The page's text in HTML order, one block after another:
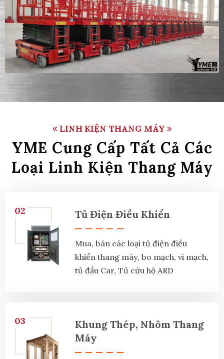
LINH KIỆN THANG MÁY
YME Cung Cấp Tất Cả Các
Loại Linh Kiện Thang Máy
02 Tủ Điện Điều Khiển
Mua, bán các loại tủ điện điều
khiển thang máy, bo mạch, vi mạch,
tủ đầu Car, Tủ cứu hộ ARD
03
Khung Thép, Nhôm Thang
Máy